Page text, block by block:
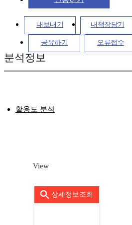
내보내기 내책장담기
공유하기 오류접수
분석정보
활용도 분석
View
상세정보조회